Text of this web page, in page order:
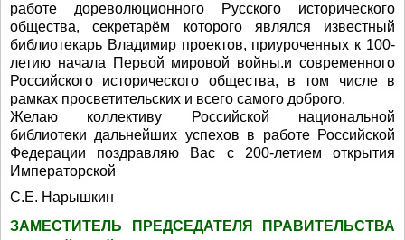
работе дореволюционного Русского исторического
общества, секретарём которого являлся известный
библиотекарь Владимир проектов, приуроченных к 100-
летию начала Первой мировой войны.и современного
Российского исторического общества, в том числе в
рамках просветительских и всего самого доброго.
Желаю коллективу Российской национальной
библиотеки дальнейших успехов в работе Российской
Федерации поздравляю Вас с 200-летием открытия
Императорской
С.Е. Нарышкин
ЗАМЕСТИТЕЛЬ ПРЕДСЕДАТЕЛЯ ПРАВИТЕЛЬСТВА